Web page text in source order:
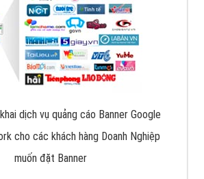
dịch vụ quảng cáo Banner Google
cho các khách hàng Doanh Nghiệp
muốn đặt Banner